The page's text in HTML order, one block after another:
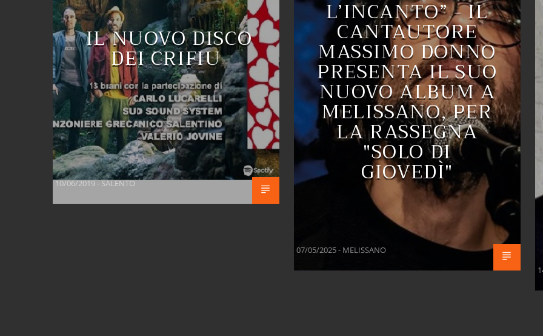
IL NUOVO DISCO
DEI CRIFIU
10/06/2019 - SALENTO
L’INCANTO” - IL
CANTAUTORE
MASSIMO DONNO
PRESENTA IL SUO
NUOVO ALBUM A
MELISSANO, PER
LA RASSEGNA
"SOLO DI
GIOVEDÌ"
07/05/2025 - MELISSANO